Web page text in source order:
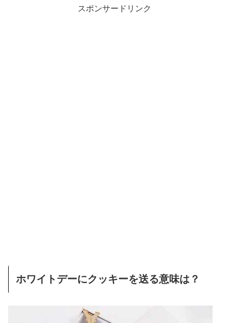
スポンサードリンク
ホワイトデーにクッキーを送る意味は？